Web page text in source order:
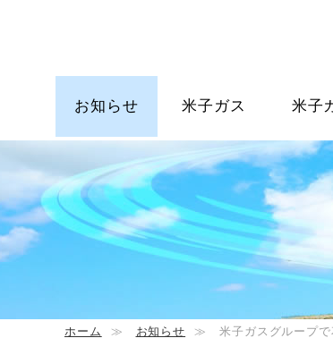
お知らせ 米子ガス 米子
ホーム ≫ お知らせ ≫ 米子ガスグループで